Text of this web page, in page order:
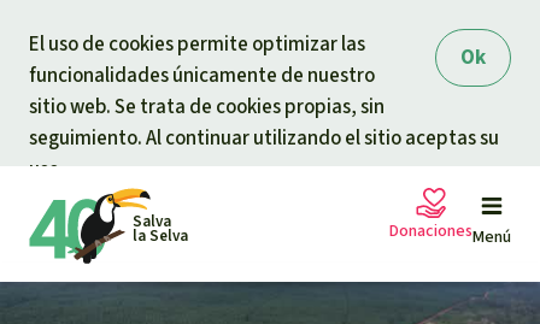
Ok
El uso de cookies permite optimizar las
funcionalidades únicamente de nuestro
sitio web. Se trata de cookies propias, sin
seguimiento. Al continuar utilizando el sitio aceptas su
uso.
Salva
la Selva Menú
Donaciones